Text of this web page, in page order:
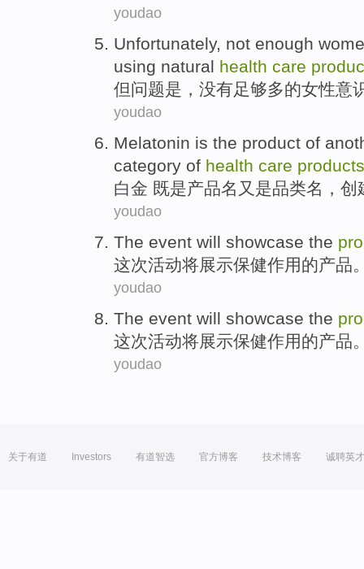
youdao
Unfortunately, not enough
using natural health care
但问题是， 没有足够多的女性意
youdao
Melatonin is the product of
category of health care products
白金 既是产品名 又是品类名， 创
youdao
The event will showcase the
这次活动将展示保健作用的产品
youdao
The event will showcase the
这次活动将展示保健作用的产品
youdao
关于有道 Investors 有道智选 官方博客 技术博客 诚聘英才